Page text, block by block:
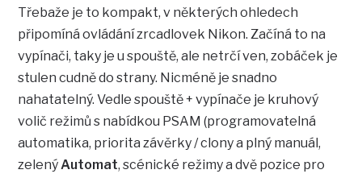
Třebaže je to kompakt, v některých ohledech
připomíná ovládání zrcadlovek Nikon. Začíná to na
vypínači, taky je u spouště, ale netrčí ven, zobáček je
stulen cudně do strany. Nicméně je snadno
nahatatelný. Vedle spouště + vypínače je kruhový
volič režimů s nabídkou PSAM (programovatelná
automatika, priorita závěrky / clony a plný manuál,
zelenýAutomat, scénické režimy a dvě pozice pro